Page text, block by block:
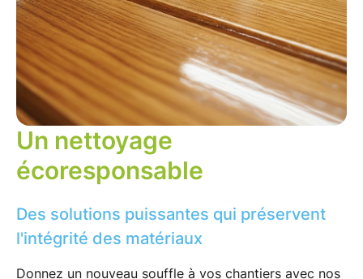
Un nettoyage
écoresponsable
Des solutions puissantes qui préservent
l'intégrité des matériaux
Donnez un nouveau souffle à vos chantiers avec nos